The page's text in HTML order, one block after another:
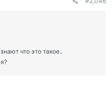
что это такое..